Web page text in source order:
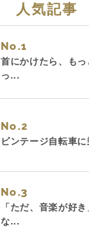
人気記事
No.
首にかけたら、も
っ...
No.
ビンテージ自転車
No.
「ただ、音楽が好
な...